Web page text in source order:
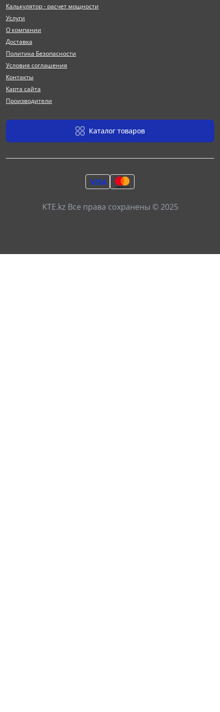
Калькулятор - расчет мощности
Услуги
О компании
Доставка
Политика Безопасности
Условия соглашения
Контакты
Карта сайта
Производители
Каталог товаров
KTE.kz Все права сохранены © 2025